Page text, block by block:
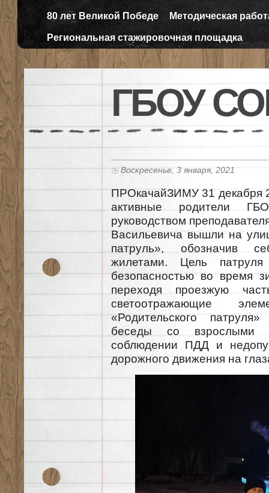
80 лет Великой Победе Методическая
Региональная стажировочная площадка
ГБОУ
Воскресенье, 3 января, 2021
ПРОкачайЗИМУ 31 декабря
активные родители
руководством
Васильевича вышли на
патруль», обозначив
жилетами. Цель
безопасностью во время
переходя проезжую
светоотражающие
«Родительского
беседы со взрослыми
соблюдении ПДД и
дорожного движения на